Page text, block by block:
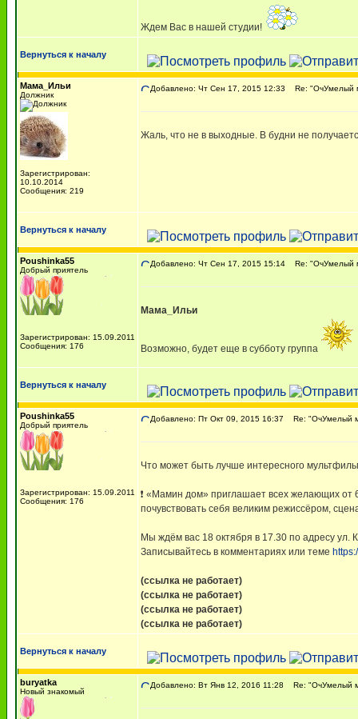
Ждем Вас в нашей студии!
Вернуться к началу
Мама_Ильи
Должник
Зарегистрирован:
10.10.2014
Сообщения: 219
Добавлено: Чт Сен 17, 2015 12:33 Re: "ОчУмелый
Жаль, что не в выходные. В будни не
Вернуться к началу
Poushinka55
Добрый приятель
Зарегистрирован: 15.09.2011
Сообщения: 176
Добавлено: Чт Сен 17, 2015 15:14 Re: "ОчУмелый
Мама_Ильи
Возможно, будет еще в субботу группа
Вернуться к началу
Poushinka55
Добрый приятель
Зарегистрирован: 15.09.2011
Сообщения: 176
Добавлено: Пт Окт 09, 2015 16:37 Re: "ОчУмелый
Что может быть лучше интересного
❗ «Мамин дом» приглашает всех желающих от
почувствовать себя великим режиссёром,
Мы ждём вас 18 октября в 17.30 по адресу ул.
Записывайтесь в комментариях или теме
(ссылка не работает)
(ссылка не работает)
(ссылка не работает)
(ссылка не работает)
Вернуться к началу
buryatka
Новый знакомый
Добавлено: Вт Янв 12, 2016 11:28 Re: "ОчУмелый